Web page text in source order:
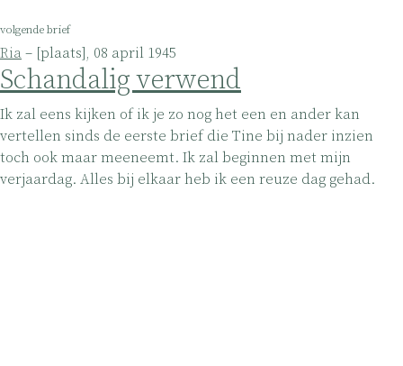
volgende brief
Ria – [plaats], 08 april 1945
Schandalig verwend
Ik zal eens kijken of ik je zo nog het een en ander kan
vertellen sinds de eerste brief die Tine bij nader inzien
toch ook maar meeneemt. Ik zal beginnen met mijn
verjaardag. Alles bij elkaar heb ik een reuze dag gehad.